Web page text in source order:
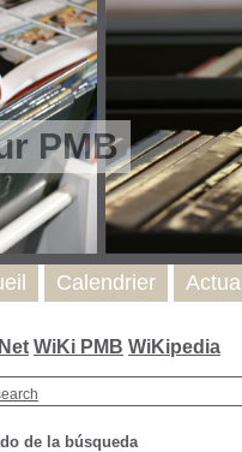
PMB
WiKi PMB WiKipedia
de la búsqueda
Calendrier